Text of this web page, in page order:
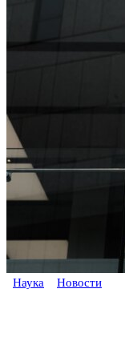
Наука Новости